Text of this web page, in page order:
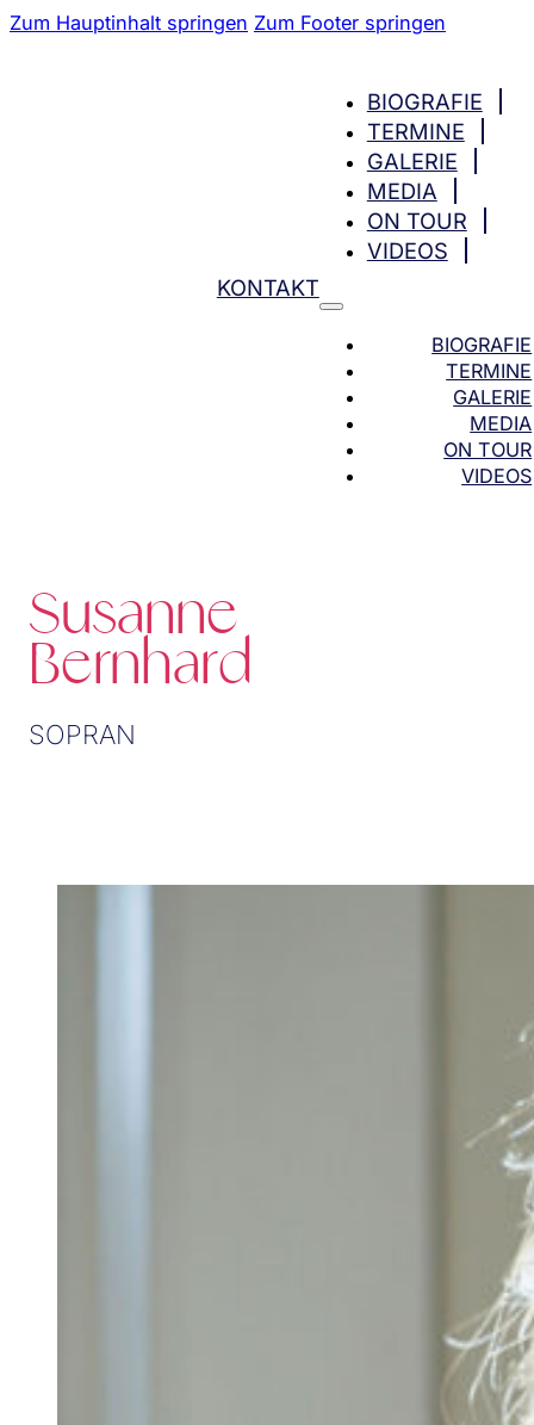
Zum Hauptinhalt springen Zum Footer springen
BIOGRAFIE
TERMINE
GALERIE
MEDIA
ON TOUR
VIDEOS
BIOGRAFIE
TERMINE
GALERIE
MEDIA
ON TOUR
VIDEOS
KONTAKT
Susanne
Bernhard
SOPRAN